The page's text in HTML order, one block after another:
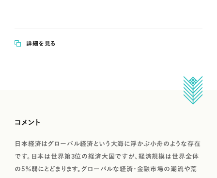
詳細を見る
コメント
日本経済はグローバル経済という大海に浮かぶ小舟のような存在
です。日本は世界第3位の経済大国ですが、経済規模は世界全体
の5％弱にとどまります。グローバルな経済・金融市場の潮流や荒